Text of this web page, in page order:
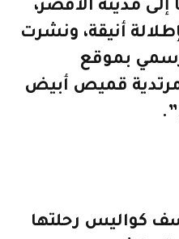
إلى مدينة الأقصر،
أنيقة، ونشرت
بموقع
قميص أبيض
كواليس رحلتها